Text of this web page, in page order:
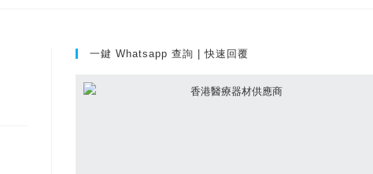
一鍵 Whatsapp 查詢 | 快速回覆